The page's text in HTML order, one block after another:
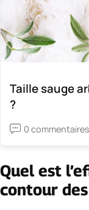
Taille sauge
?
0 commentaires
Quel est
contour